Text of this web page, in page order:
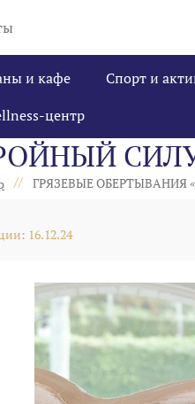
и кафе
Спорт и
центр
// ГРЯЗЕВЫЕ ОБЕРТЫВАНИЯ
16.12.24